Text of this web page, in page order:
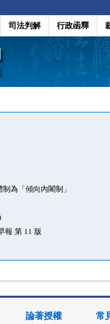
司法判解 行政函釋
為「傾向內閣制」
報 第 11 版
論著授權 常